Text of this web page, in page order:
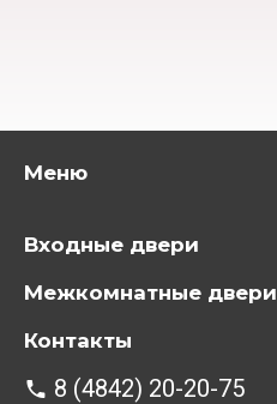
Меню
Входные двери
Межкомнатные двери
Контакты
8 (4842) 20-20-75